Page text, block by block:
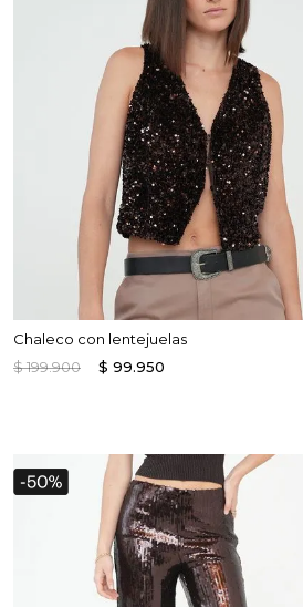
Chaleco con lentejuelas
$199.900 $ 99.950